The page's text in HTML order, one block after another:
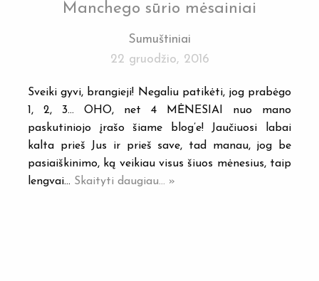
Manchego sūrio mėsainiai
Sumuštiniai
22 gruodžio, 2016
Sveiki gyvi, brangieji! Negaliu patikėti, jog prabėgo
1, 2, 3… OHO, net 4 MĖNESIAI nuo mano
paskutiniojo įrašo šiame blog’e! Jaučiuosi labai
kalta prieš Jus ir prieš save, tad manau, jog be
pasiaiškinimo, ką veikiau visus šiuos mėnesius, taip
lengvai… Skaityti daugiau... »